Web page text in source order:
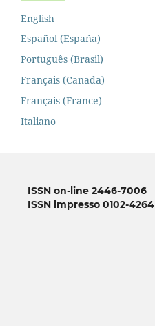
English
Español (España)
Português (Brasil)
Français (Canada)
Français (France)
Italiano
ISSN on-line 2446-7006
ISSN impresso 0102-4264